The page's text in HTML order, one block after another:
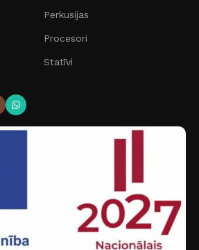
Perkusijas
Procesori
Statīvi